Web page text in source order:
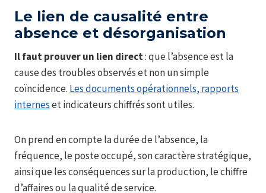
Le lien de causalité entre
absence et désorganisation
Il faut prouver un lien direct: que l’absence est la
cause des troubles observés et non un simple
coïncidence. Les documents opérationnels, rapports
interneset indicateurs chiffrés sont utiles.
On prend en compte la durée de l’absence, la
fréquence, le poste occupé, son caractère stratégique,
ainsi que les conséquences sur la production, le chiffre
d’affaires ou la qualité de service.